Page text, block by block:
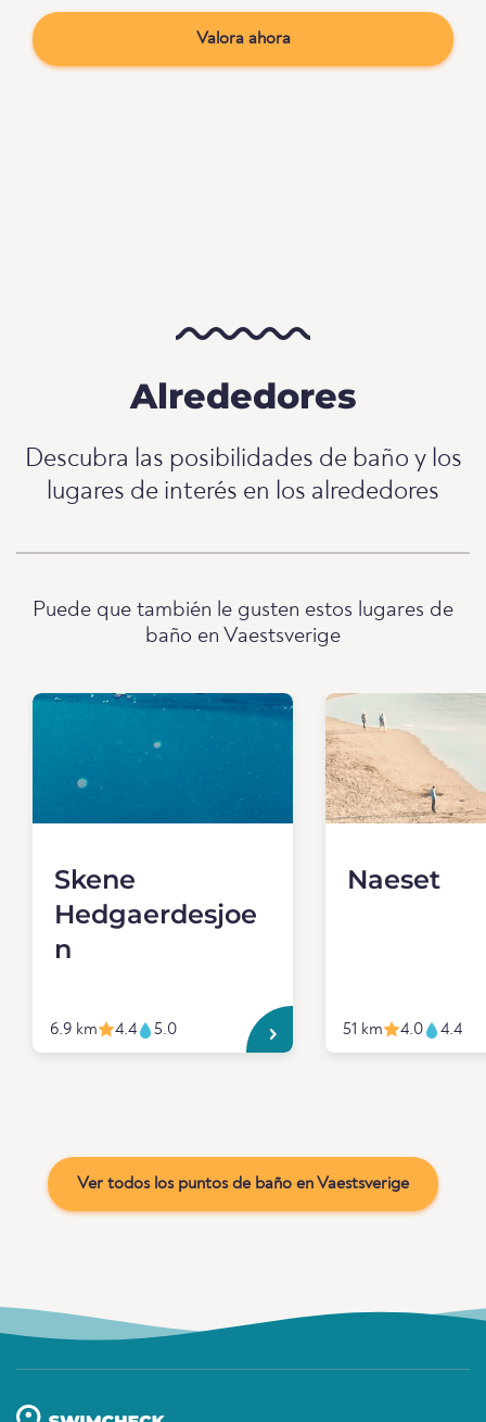
Valora ahora
Alrededores
Descubra las posibilidades de baño y los
lugares de interés en los alrededores
Puede que también le gusten estos lugares de
baño en Vaestsverige
Skene
Hedgaerdesjoe
n
6.9 km 4.4 5.0
Naeset
51 km 4.0 4.4
Ver todos los puntos de baño en Vaestsverige